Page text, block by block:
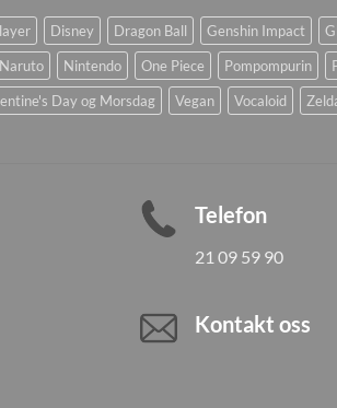
Disney Dragon Ball Genshin Impact
Naruto Nintendo One Piece Pompompurin
Day og Morsdag Vegan Vocaloid
Telefon
21 09 59 90
Kontakt oss